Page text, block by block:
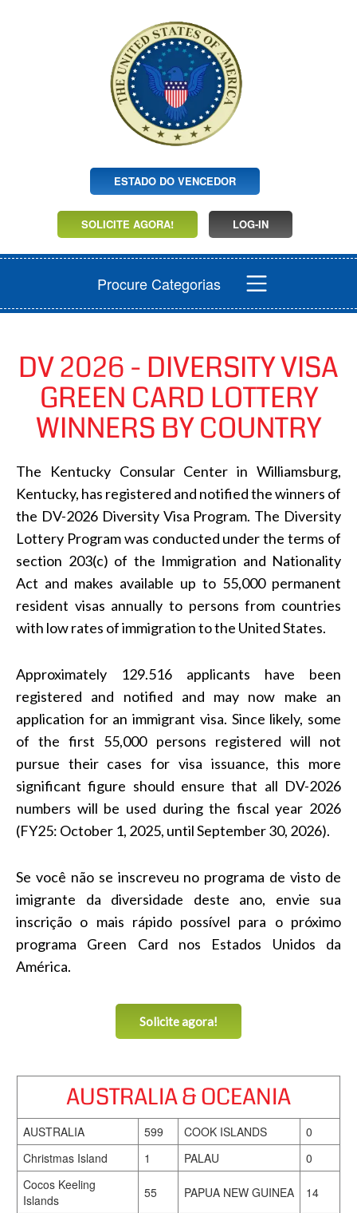
ESTADO DO VENCEDOR
SOLICITE AGORA! LOG-IN
Procure Categorias
DV 2026 - DIVERSITY VISA
GREEN CARD LOTTERY
WINNERS BY COUNTRY
The Kentucky Consular Center in Williamsburg,
Kentucky, has registered and notified the winners of
the DV-2026 Diversity Visa Program. The Diversity
Lottery Program was conducted under the terms of
section 203(c) of the Immigration and Nationality
Act and makes available up to 55,000 permanent
resident visas annually to persons from countries
with low rates of immigration to the United States.
Approximately 129.516 applicants have been
registered and notified and may now make an
application for an immigrant visa. Since likely, some
of the first 55,000 persons registered will not
pursue their cases for visa issuance, this more
significant figure should ensure that all DV-2026
numbers will be used during the fiscal year 2026
(FY25: October 1, 2025, until September 30, 2026).
Se você não se inscreveu no programa de visto de
imigrante da diversidade deste ano, envie sua
inscrição o mais rápido possível para o próximo
programa Green Card nos Estados Unidos da
América.
Solicite agora!
AUSTRALIA & OCEANIA
AUSTRALIA 599 COOK ISLANDS
0
Christmas Island
1 PALAU
0
Cocos Keeling
Islands
55 PAPUA NEW GUINEA 14